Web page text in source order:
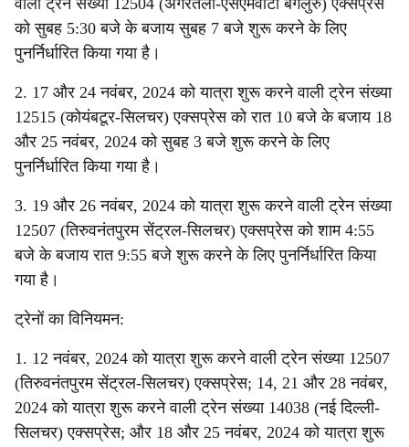
वाली ट्रेन संख्या 12504 (अगरतला-एसएमवीटी बेंगलुरु) एक्सप्रेस
को सुबह 5:30 बजे के बजाय सुबह 7 बजे शुरू करने के लिए
पुनर्निर्धारित किया गया है।
2. 17 और 24 नवंबर, 2024 को यात्रा शुरू करने वाली ट्रेन संख्या
12515 (कोयंबटूर-सिलचर) एक्सप्रेस को रात 10 बजे के बजाय 18
और 25 नवंबर, 2024 को सुबह 3 बजे शुरू करने के लिए
पुनर्निर्धारित किया गया है।
3. 19 और 26 नवंबर, 2024 को यात्रा शुरू करने वाली ट्रेन संख्या
12507 (तिरुवनंतपुरम सेंट्रल-सिलचर) एक्सप्रेस को शाम 4:55
बजे के बजाय रात 9:55 बजे शुरू करने के लिए पुनर्निर्धारित किया
गया है।
ट्रेनों का विनियमन:
1. 12 नवंबर, 2024 को यात्रा शुरू करने वाली ट्रेन संख्या 12507
(तिरुवनंतपुरम सेंट्रल-सिलचर) एक्सप्रेस; 14, 21 और 28 नवंबर,
2024 को यात्रा शुरू करने वाली ट्रेन संख्या 14038 (नई दिल्ली-
सिलचर) एक्सप्रेस; और 18 और 25 नवंबर, 2024 को यात्रा शुरू